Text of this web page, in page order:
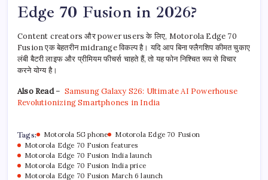
Edge 70 Fusion in 2026?
Content creators और power users के लिए, Motorola Edge 70
Fusion एक बेहतरीन midrange विकल्प है। यदि आप बिना फ्लैगशिप कीमत चुकाए
लंबी बैटरी लाइफ और प्रीमियम फीचर्स चाहते हैं, तो यह फोन निश्चित रूप से विचार
करने योग्य है।
Also Read– Samsung Galaxy S26: Ultimate AI Powerhouse
Revolutionizing Smartphones in India
Tags: Motorola 5G phone
Motorola Edge 70 Fusion
Motorola Edge 70 Fusion features
Motorola Edge 70 Fusion India launch
Motorola Edge 70 Fusion India price
Motorola Edge 70 Fusion March 6 launch